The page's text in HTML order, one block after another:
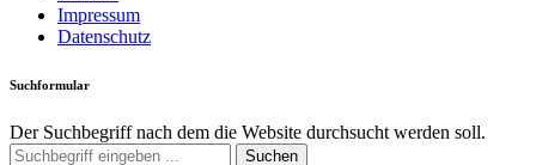
Impressum
Datenschutz
Suchformular
Der Suchbegriff nach dem die Website durchsucht werden soll.
Suchen